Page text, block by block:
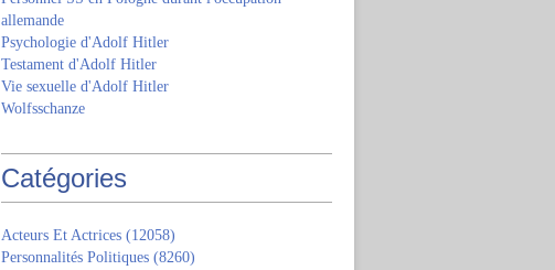
allemande
Psychologie d'Adolf Hitler
Testament d'Adolf Hitler
Vie sexuelle d'Adolf Hitler
Wolfsschanze
Catégories
Acteurs Et Actrices (12058)
Personnalités Politiques (8260)